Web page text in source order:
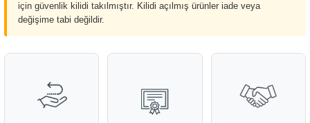
için güvenlik kilidi takılmıştır. Kilidi açılmış ürünler iade veya
değişime tabi değildir.